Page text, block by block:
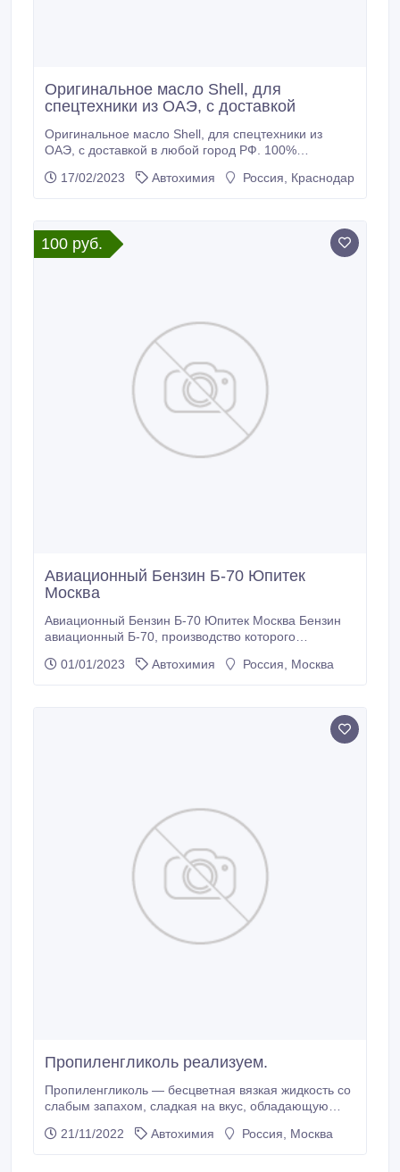
Оригинальное масло Shell, для
спецтехники из ОАЭ, с доставкой
Оригинальное масло Shell, для спецтехники из
ОАЭ, с доставкой в любой город РФ. 100%
209л. Привезён из ОАЭ, *производство: Турция,
15W40 209л* — Арт. 550036850 Трансмиссионные
минеральные масла: *Shell Spirax S3 AX 80W90
209л* — Арт.
17/02/2023 Автохимия Россия, Краснодар
100 руб.
Авиационный Бензин Б-70 Юпитек
Москва
Авиационный Бензин Б-70 Юпитек Москва Бензин
авиационный Б-70, производство которого
широко используется в различных сферах
01/01/2023 Автохимия Россия, Москва
Пропиленгликоль реализуем.
Пропиленгликоль — бесцветная вязкая жидкость со
слабым запахом, сладкая на вкус, обладающую
воду). Является хорошим растворителем и для
21/11/2022 Автохимия Россия, Москва